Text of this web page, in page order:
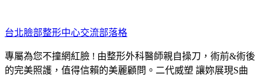
至
主
要
內
台北臉部整形中心交流部落格
專屬為您不撞網紅臉 ! 由整形外科醫師親自操刀，術前&術後
的完美照護，值得信賴的美麗顧問。二代威塑 讓妳展現S曲